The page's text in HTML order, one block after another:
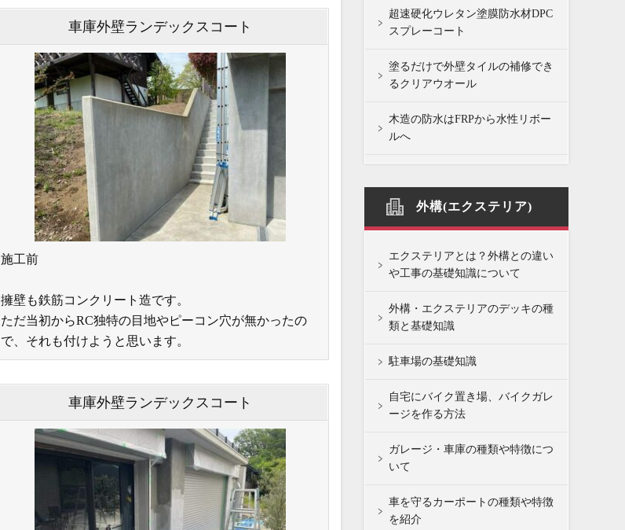
車庫外壁ランデックスコート
施工前
擁壁も鉄筋コンクリート造です。
ただ当初からRC独特の目地やピーコン穴が無かったの
で、それも付けようと思います。
車庫外壁ランデックスコート
超速硬化ウレタン塗膜防水材DPC
スプレーコート
塗るだけで外壁タイルの補修でき
るクリアウオール
木造の防水はFRPから水性リボー
ルへ
外構(エクステリア)
エクステリアとは？外構との違い
や工事の基礎知識について
外構・エクステリアのデッキの種
類と基礎知識
駐車場の基礎知識
自宅にバイク置き場、バイクガレ
ージを作る方法
ガレージ・車庫の種類や特徴につ
いて
車を守るカーポートの種類や特徴
を紹介